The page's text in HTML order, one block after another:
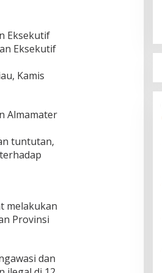
Eksekutif
Eksekutif
Kamis
Almamater
tuntutan,
melakukan
Provinsi
dan